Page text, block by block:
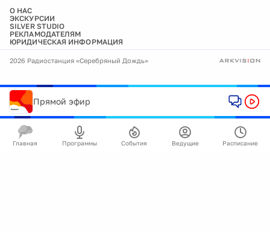
О НАС
ЭКСКУРСИИ
SILVER STUDIO
РЕКЛАМОДАТЕЛЯМ
ЮРИДИЧЕСКАЯ ИНФОРМАЦИЯ
2026 Радиостанция «Серебряный Дождь»
Прямой эфир
Главная Программы События Ведущие Расписание